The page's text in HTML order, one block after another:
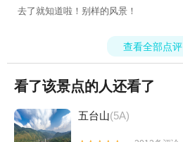
去了就知道啦！别样的风景！
查看全部点评
看了该景点的人还看了
五台山(5A)